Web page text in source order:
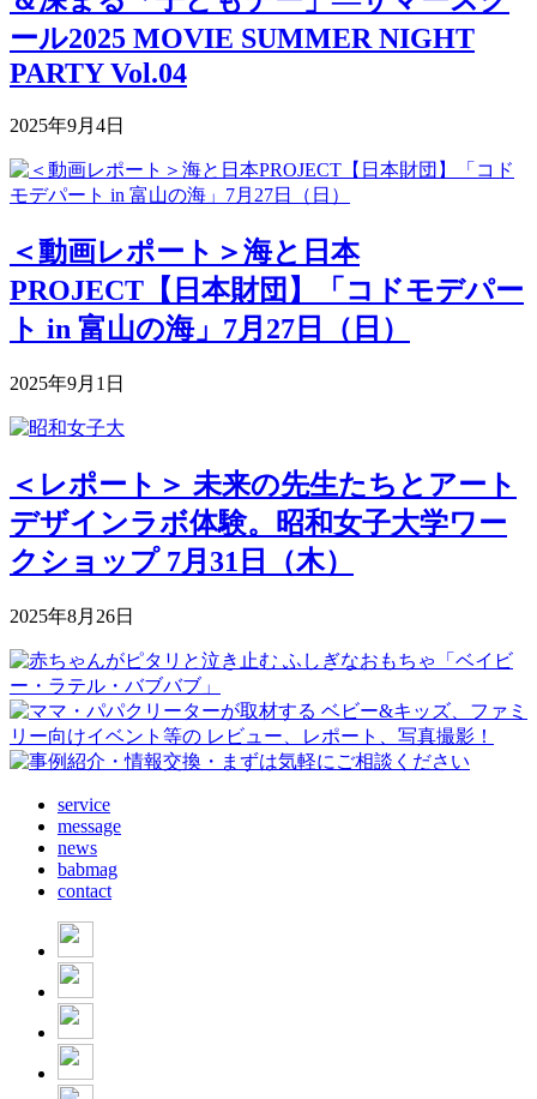
ール2025 MOVIE SUMMER NIGHT
PARTY Vol.04
2025年9月4日
＜動画レポート＞海と日本
PROJECT【日本財団】「コドモデパー
ト in 富山の海」7月27日（日）
2025年9月1日
＜レポート＞ 未来の先生たちとアート
デザインラボ体験。昭和女子大学ワー
クショップ 7月31日（木）
2025年8月26日
service
message
news
babmag
contact